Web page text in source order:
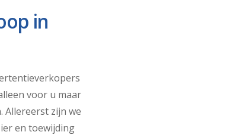
in
voor u maar
Allereerst zijn we
en toewijding